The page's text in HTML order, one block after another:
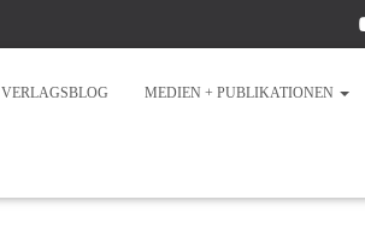
VERLAGSBLOG MEDIEN + PUBLIKATIONEN